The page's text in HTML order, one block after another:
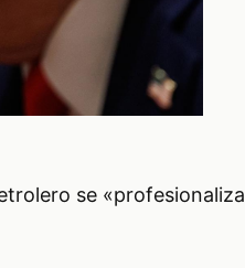
se «profesionaliza